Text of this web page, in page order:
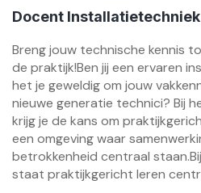
Docent Installatietechniek
Breng jouw technische kennis
de praktijk!Ben jij een ervaren
het je geweldig om jouw
nieuwe generatie technici? Bij
krijg je de kans om
een omgeving waar
betrokkenheid centraal
staat praktijkgericht leren